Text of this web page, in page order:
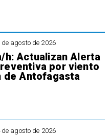
de agosto de 2026
h: Actualizan Alerta
por viento
de Antofagasta
de agosto de 2026